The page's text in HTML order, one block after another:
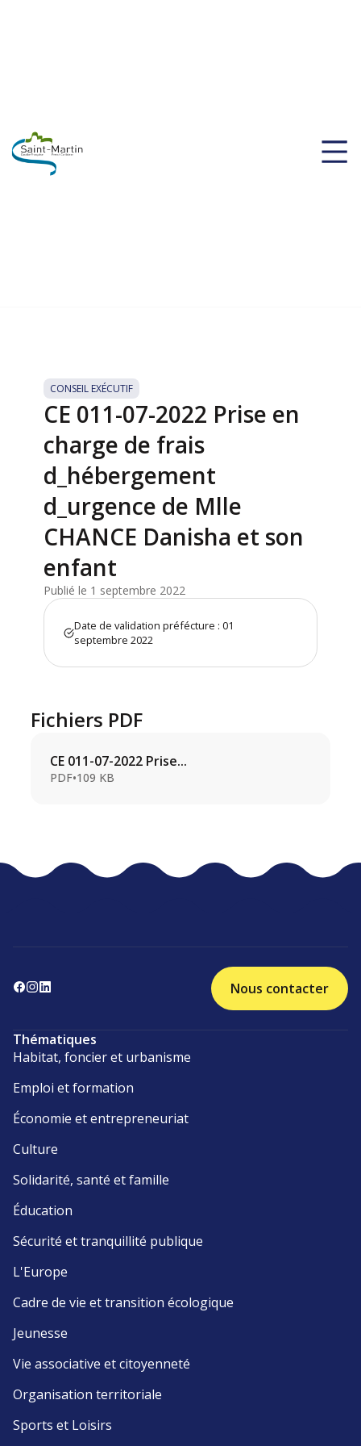
CONSEIL EXÉCUTIF
CE 011-07-2022 Prise en
charge de frais
d_hébergement
d_urgence de Mlle
CHANCE Danisha et son
enfant
Publié le 1 septembre 2022
Date de validation préfécture : 01
septembre 2022
Fichiers PDF
CE 011-07-2022 Prise...
PDF•109 KB
Nous contacter
Thématiques
Habitat, foncier et urbanisme
Emploi et formation
Économie et entrepreneuriat
Culture
Solidarité, santé et famille
Éducation
Sécurité et tranquillité publique
L'Europe
Cadre de vie et transition écologique
Jeunesse
Vie associative et citoyenneté
Organisation territoriale
Sports et Loisirs